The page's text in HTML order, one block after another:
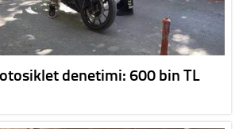
denetimi: 600 bin TL